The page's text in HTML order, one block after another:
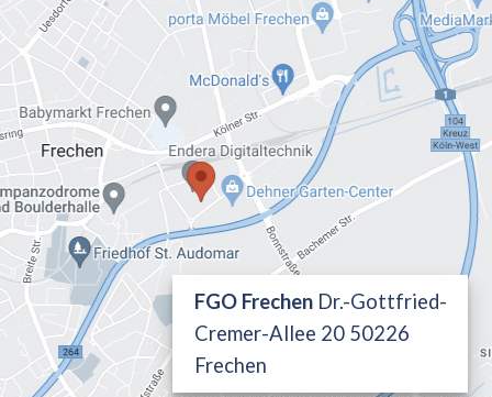
FGO FrechenDr.-Gottfried-
Cremer-Allee 20 50226
Frechen